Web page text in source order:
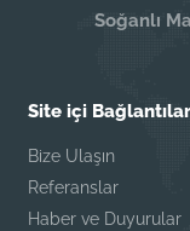
Soğanlı
Site içi Bağlantılar
Bize Ulaşın
Referanslar
Haber ve Duyurular